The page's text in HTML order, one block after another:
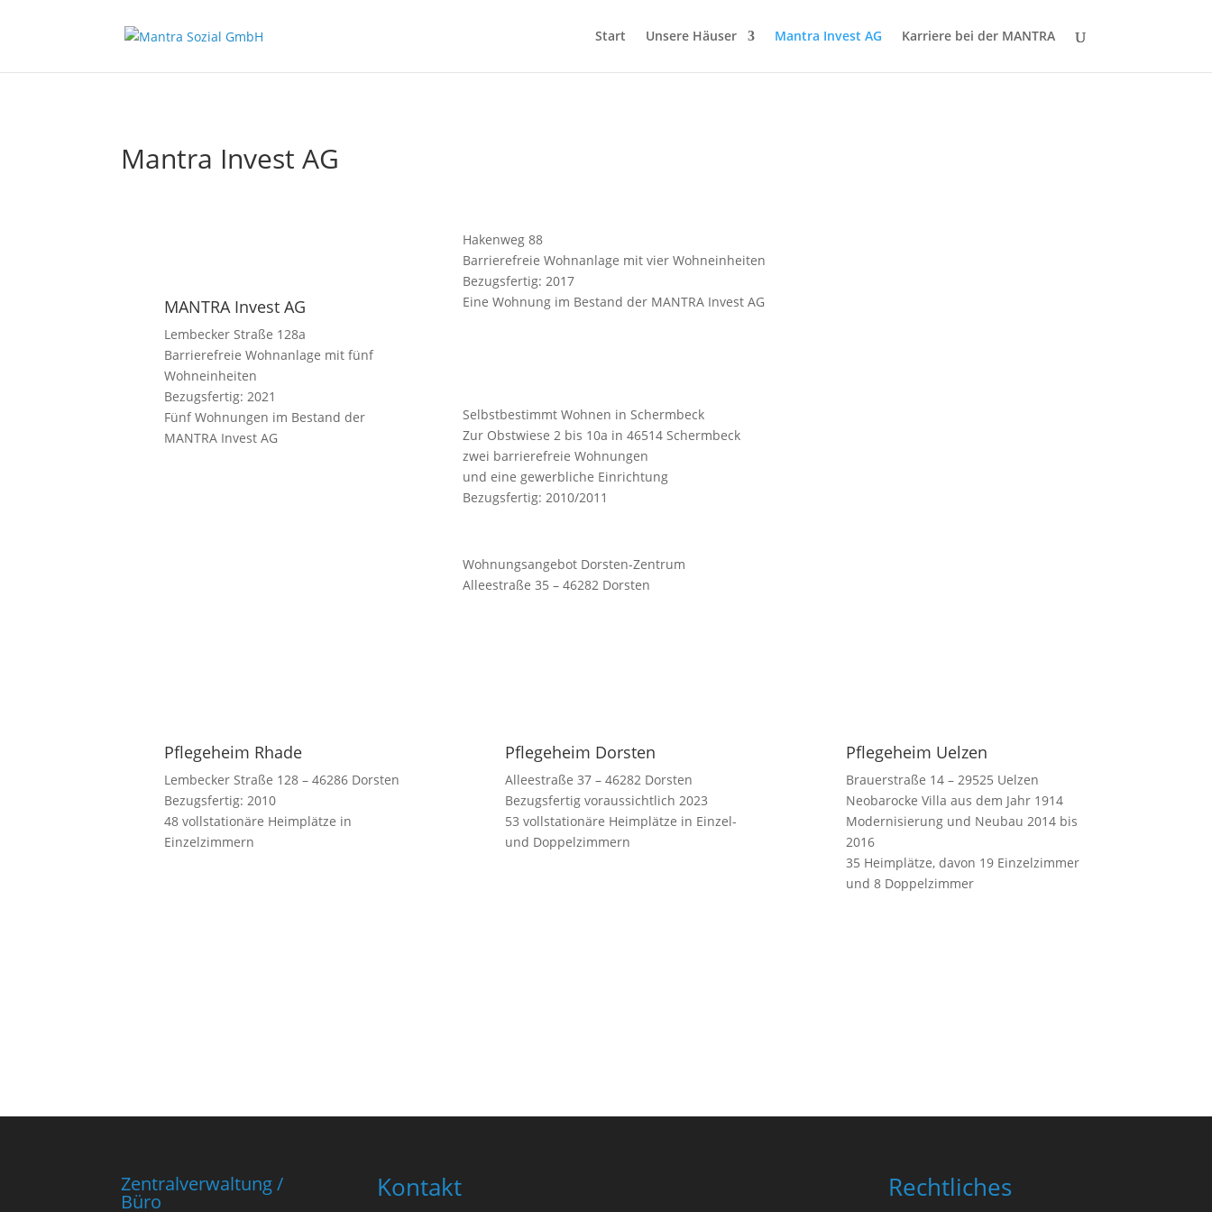
Start Unsere Häuser Mantra Invest AG Karriere bei der MANTRA
Mantra Invest AG
MANTRA Invest AG
Lembecker Straße 128a
Barrierefreie Wohnanlage mit fünf
Wohneinheiten
Bezugsfertig: 2021
Fünf Wohnungen im Bestand der
MANTRA Invest AG
Hakenweg 88
Barrierefreie Wohnanlage mit vier Wohneinheiten
Bezugsfertig: 2017
Eine Wohnung im Bestand der MANTRA Invest AG
Selbstbestimmt Wohnen in Schermbeck
Zur Obstwiese 2 bis 10a in 46514 Schermbeck
zwei barrierefreie Wohnungen
und eine gewerbliche Einrichtung
Bezugsfertig: 2010/2011
Wohnungsangebot Dorsten-Zentrum
Alleestraße 35 – 46282 Dorsten
Pflegeheim Rhade
Lembecker Straße 128 – 46286 Dorsten
Bezugsfertig: 2010
48 vollstationäre Heimplätze in
Einzelzimmern
Pflegeheim Dorsten
Alleestraße 37 – 46282 Dorsten
Bezugsfertig voraussichtlich 2023
53 vollstationäre Heimplätze in Einzel-
und Doppelzimmern
Pflegeheim Uelzen
Brauerstraße 14 – 29525 Uelzen
Neobarocke Villa aus dem Jahr 1914
Modernisierung und Neubau 2014 bis
2016
35 Heimplätze, davon 19 Einzelzimmer
und 8 Doppelzimmer
Zentralverwaltung /
Büro Kontakt Rechtliches